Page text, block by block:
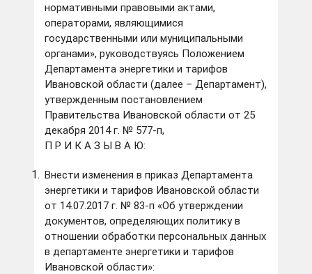
нормативными правовыми актами,
операторами, являющимися
государственными или муниципальными
органами», руководствуясь Положением
Департамента энергетики и тарифов
Ивановской области (далее – Департамент),
утвержденным постановлением
Правительства Ивановской области от 25
декабря 2014 г. № 577-п,
П Р И К А З Ы В А Ю:
Внести изменения в приказ Департамента
энергетики и тарифов Ивановской области
от 14.07.2017 г. № 83-п «Об утверждении
документов, определяющих политику в
отношении обработки персональных данных
в департаменте энергетики и тарифов
Ивановской области»: